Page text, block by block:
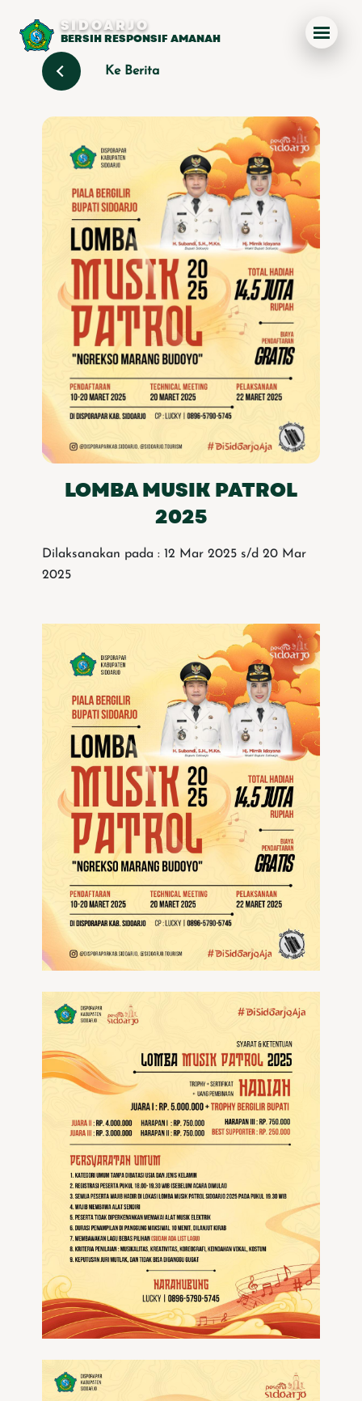
SIDOARJO
BERSIH RESPONSIF AMANAH
Ke Berita
LOMBA MUSIK PATROL
2025
Dilaksanakan pada : 12 Mar 2025 s/d 20 Mar
2025